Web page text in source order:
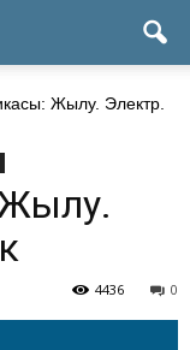
Жылу. Электр.
Жылу.
0
4436